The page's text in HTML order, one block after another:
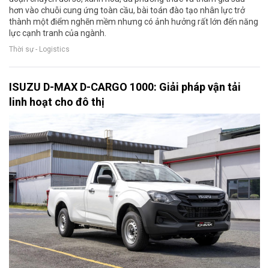
hơn vào chuỗi cung ứng toàn cầu, bài toán đào tạo nhân lực trở
thành một điểm nghẽn mềm nhưng có ảnh hưởng rất lớn đến năng
lực cạnh tranh của ngành.
Thời sự - Logistics
ISUZU D-MAX D-CARGO 1000: Giải pháp vận tải
linh hoạt cho đô thị